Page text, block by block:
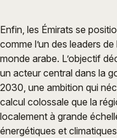
Enfin, les Émirats se
comme l’un des leaders
monde arabe. L’objectif
un acteur central dans la
2030, une ambition qui
calcul colossale que la
localement à grande
énergétiques et